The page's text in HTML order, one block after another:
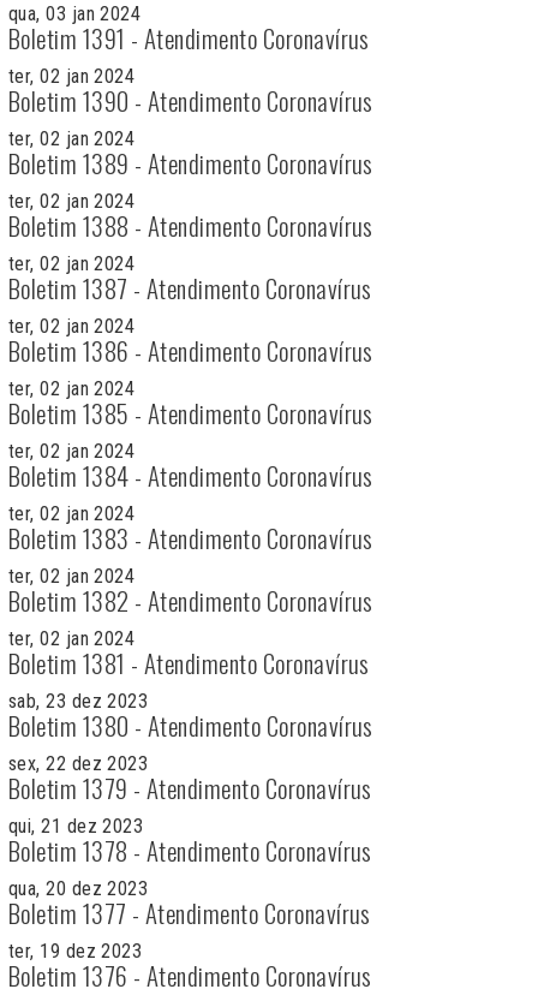
qua, 03 jan 2024
Boletim 1391 - Atendimento Coronavírus
ter, 02 jan 2024
Boletim 1390 - Atendimento Coronavírus
ter, 02 jan 2024
Boletim 1389 - Atendimento Coronavírus
ter, 02 jan 2024
Boletim 1388 - Atendimento Coronavírus
ter, 02 jan 2024
Boletim 1387 - Atendimento Coronavírus
ter, 02 jan 2024
Boletim 1386 - Atendimento Coronavírus
ter, 02 jan 2024
Boletim 1385 - Atendimento Coronavírus
ter, 02 jan 2024
Boletim 1384 - Atendimento Coronavírus
ter, 02 jan 2024
Boletim 1383 - Atendimento Coronavírus
ter, 02 jan 2024
Boletim 1382 - Atendimento Coronavírus
ter, 02 jan 2024
Boletim 1381 - Atendimento Coronavírus
sab, 23 dez 2023
Boletim 1380 - Atendimento Coronavírus
sex, 22 dez 2023
Boletim 1379 - Atendimento Coronavírus
qui, 21 dez 2023
Boletim 1378 - Atendimento Coronavírus
qua, 20 dez 2023
Boletim 1377 - Atendimento Coronavírus
ter, 19 dez 2023
Boletim 1376 - Atendimento Coronavírus